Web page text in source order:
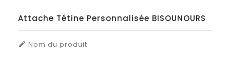
Attache Tétine Personnalisée BISOUNOURS
 Nom du produit